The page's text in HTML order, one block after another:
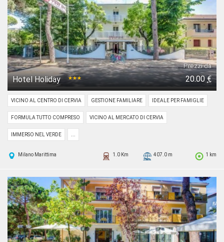
Hotel Holiday ★★★
Prezzi da
20.00€
VICINO AL CENTRO DI CERVIA GESTIONE FAMILIARE IDEALE PER FAMIGLIE
FORMULA TUTTO COMPRESO VICINO AL MERCATO DI CERVIA
IMMERSO NEL VERDE
Milano Marittima 1 km
407.0 m
1.0 Km